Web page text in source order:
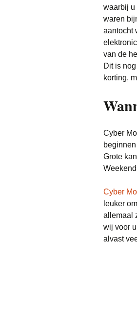
waarbij u
waren
aantocht
van de
Dit is
korting,
Cyber
Grote
Cyber
leuker
allemaal
wij voor
alvast